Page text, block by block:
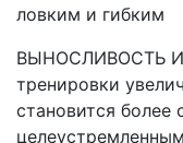
ловким и гибким
ВЫНОСЛИВОСТЬ И
тренировки
становится более
целеустремленным